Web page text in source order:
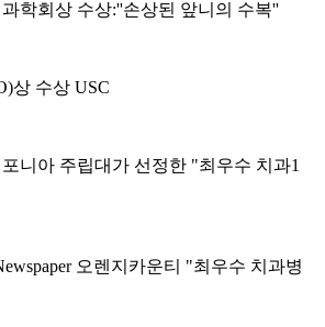
학회상 수상:''손상된 앞니의 수복''
상 수상 USC
니아 주립대가 선정한 "최우수 치과1
오렌지카운티 "최우수 치과병